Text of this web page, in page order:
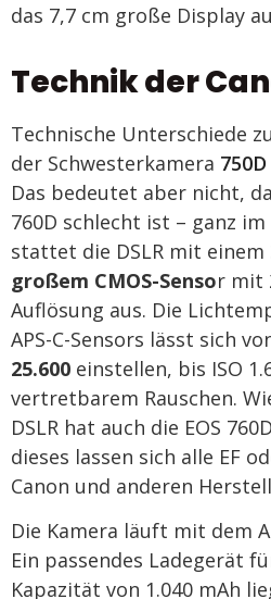
das 7,7 cm große Display
Technik der
Technische Unterschiede
der Schwesterkamera 750D
Das bedeutet aber nicht,
760D schlecht ist – ganz
stattet die DSLR mit einem
großem CMOS-Sensor mit
Auflösung aus. Die
APS-C-Sensors lässt sich
25.600 einstellen, bis ISO
vertretbarem Rauschen.
DSLR hat auch die EOS
dieses lassen sich alle EF
Canon und anderen
Die Kamera läuft mit dem
Ein passendes Ladegerät
Kapazität von 1.040 mAh